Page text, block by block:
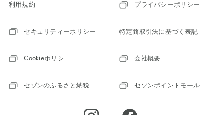
利用規約 プライバシーポリシー
セキュリティーポリシー 特定商取引法に基づく表記
Cookieポリシー 会社概要
セゾンのふるさと納税 セゾンポイントモール